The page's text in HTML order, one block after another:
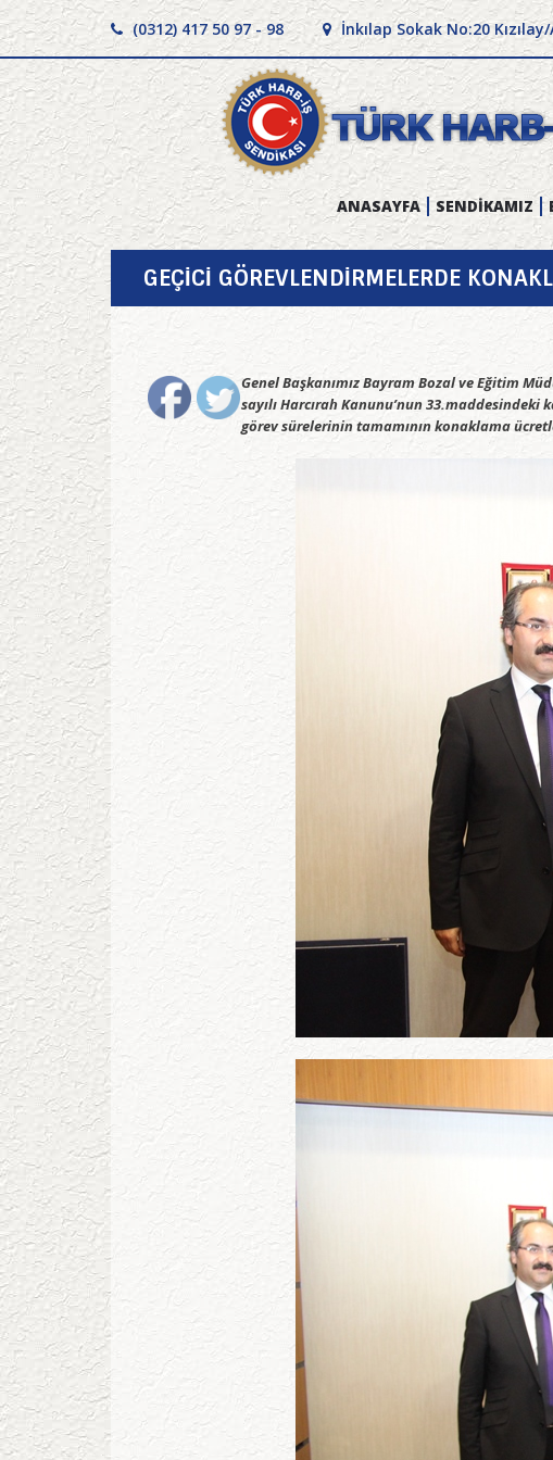
(0312) 417 50 97 - 98 İnkılap Sokak No:20 Kızılay/
ANASAYFA SENDİKAMIZ
GEÇİCİ GÖREVLENDİRMELERDE
Genel Başkanımız Bayram Bozal ve Eğitim
sayılı Harcırah Kanunu’nun
görev sürelerinin tamamının konaklama